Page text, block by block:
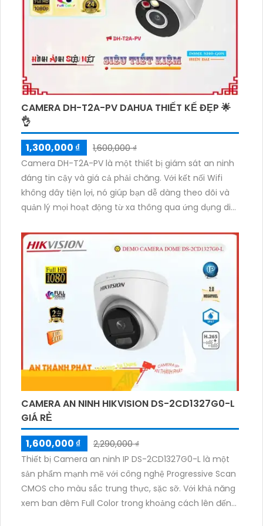
hình vượt trội.
CAMERA DH-T2A-PV DAHUA THIẾT KẾ ĐẸP 🌟
👌
1,300,000 ₫
1,600,000 ₫
Camera DH-T2A-PV là một thiết bị giám sát an ninh
đáng tin cậy và giá cả phải chăng. Với kết nối Wifi
không dây tiện lợi, nó giúp bạn dễ dàng theo dõi và
quản lý mọi hoạt động từ xa thông qua ứng dụng di
lượng cao và chức năng ghi hình tự động khi phát
hiện chuyển động. Với tính năng hồng ngoại, nó cung
cấp hình ảnh rõ nét trong điều kiện ánh sáng yếu. Với
thiết kế nhỏ gọn và lắp đặt đơn giản, Camera DH-
T2A-PV là sự lựa chọn tuyệt vời cho việc tăng cường
bảo mật cho ngôi nhà, văn phòng hoặc cửa hàng
của bạn.
CAMERA AN NINH HIKVISION DS-2CD1327G0-L
GIÁ RẺ
1,600,000 ₫
2,290,000 ₫
Thiết bị Camera an ninh IP DS-2CD1327G0-L là một
sản phẩm mạnh mẽ với công nghệ Progressive Scan
CMOS cho màu sắc trung thực, sặc sỡ. Với khả năng
xem ban đêm Full Color trong khoảng cách lên đến